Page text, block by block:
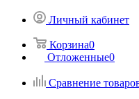
Личный кабинет
Корзина0
Отложенные0
Сравнение